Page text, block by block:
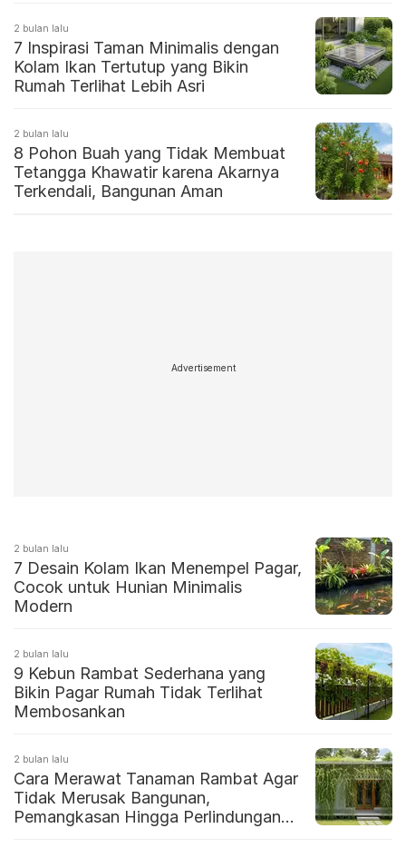
2 bulan lalu
7 Inspirasi Taman Minimalis dengan
Kolam Ikan Tertutup yang Bikin
Rumah Terlihat Lebih Asri
2 bulan lalu
8 Pohon Buah yang Tidak Membuat
Tetangga Khawatir karena Akarnya
Terkendali, Bangunan Aman
Advertisement
2 bulan lalu
7 Desain Kolam Ikan Menempel Pagar,
Cocok untuk Hunian Minimalis
Modern
2 bulan lalu
9 Kebun Rambat Sederhana yang
Bikin Pagar Rumah Tidak Terlihat
Membosankan
2 bulan lalu
Cara Merawat Tanaman Rambat Agar
Tidak Merusak Bangunan,
Pemangkasan Hingga Perlindungan